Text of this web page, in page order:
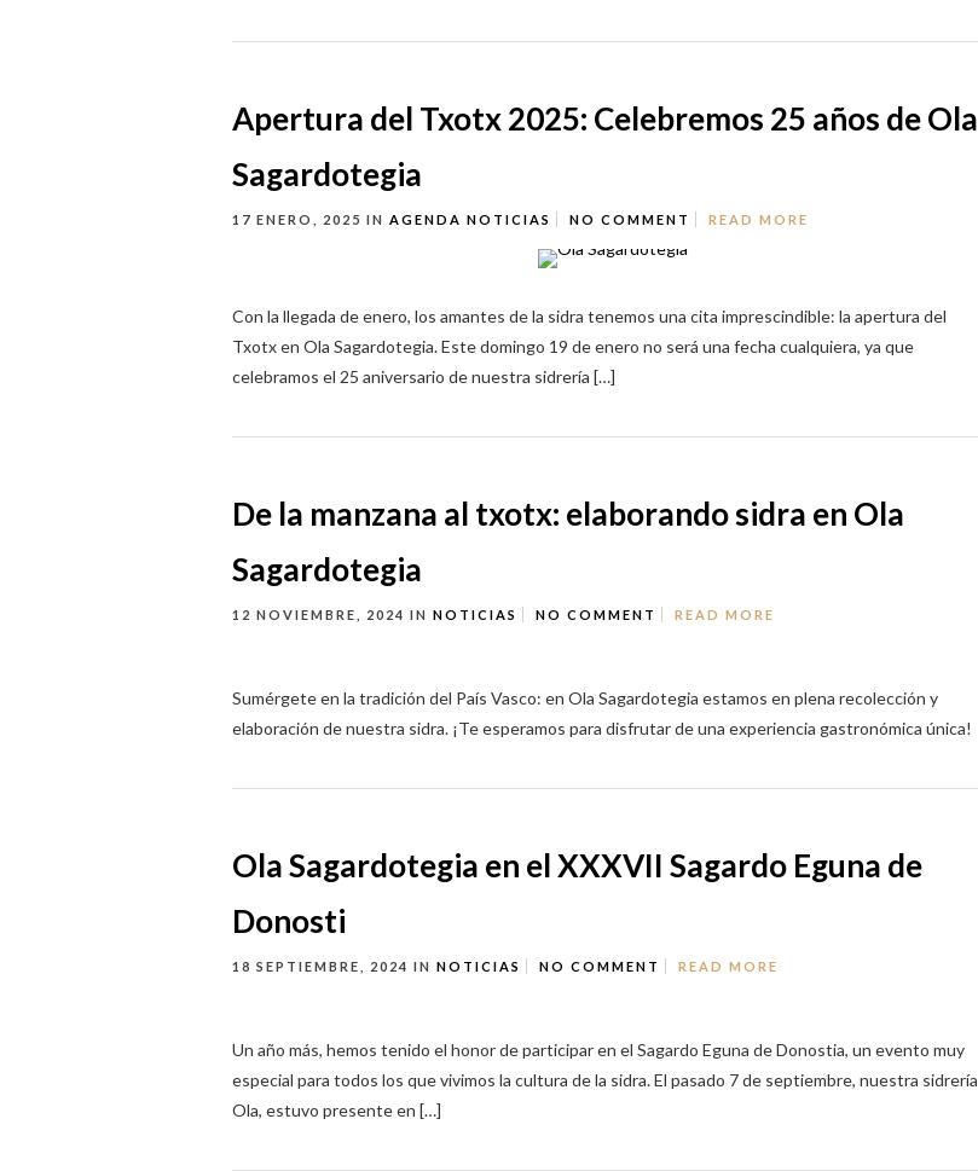
Apertura del Txotx 2025: Celebremos 25 años de Ola
Sagardotegia
17 ENERO, 2025 IN AGENDA NOTICIAS NO COMMENT READ MORE
Con la llegada de enero, los amantes de la sidra tenemos una cita imprescindible: la apertura del
Txotx en Ola Sagardotegia. Este domingo 19 de enero no será una fecha cualquiera, ya que
celebramos el 25 aniversario de nuestra sidrería […]
De la manzana al txotx: elaborando sidra en Ola
Sagardotegia
12 NOVIEMBRE, 2024 IN NOTICIAS NO COMMENT READ MORE
Sumérgete en la tradición del País Vasco: en Ola Sagardotegia estamos en plena recolección y
elaboración de nuestra sidra. ¡Te esperamos para disfrutar de una experiencia gastronómica única!
Ola Sagardotegia en el XXXVII Sagardo Eguna de
Donosti
18 SEPTIEMBRE, 2024 IN NOTICIAS NO COMMENT READ MORE
Un año más, hemos tenido el honor de participar en el Sagardo Eguna de Donostia, un evento muy
especial para todos los que vivimos la cultura de la sidra. El pasado 7 de septiembre, nuestra sidrería
Ola, estuvo presente en […]